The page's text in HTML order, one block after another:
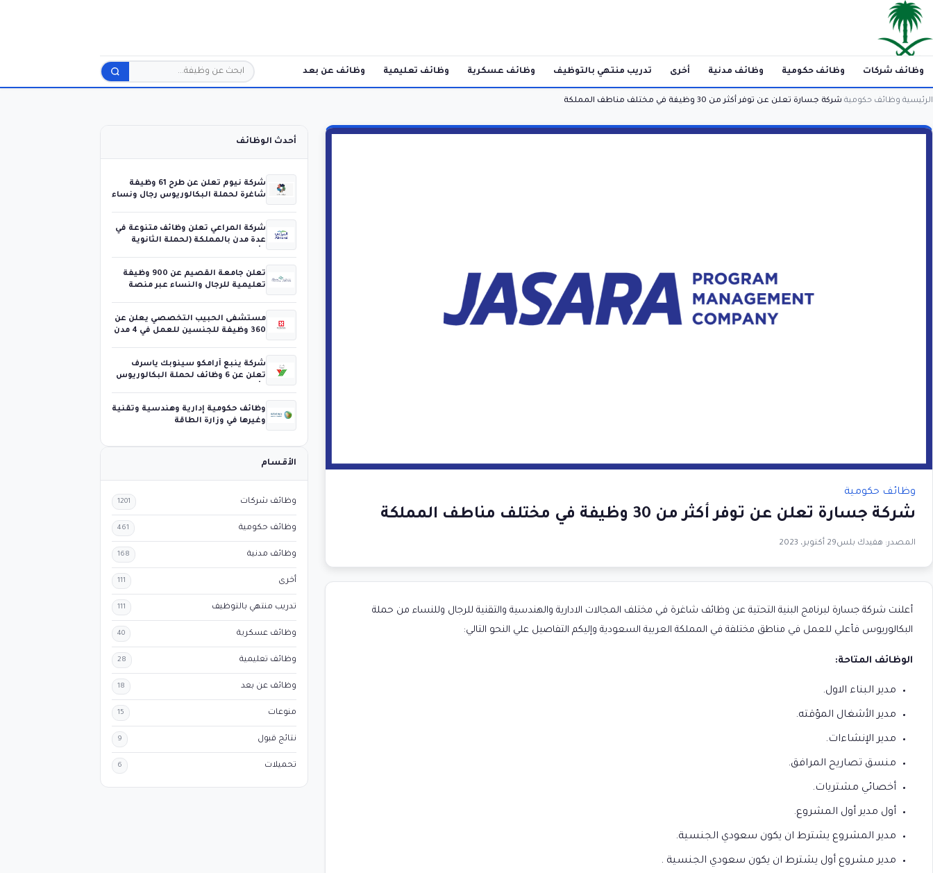
وظائف شركات وظائف حكومية وظائف مدنية أخرى تدريب منتهي بالتوظيف وظائف عسكرية وظائف تعليمية وظائف عن بعد
الرئيسية وظائف حكومية شركة جسارة تعلن عن توفر أكثر من 30 وظيفة في مختلف مناطف المملكة
وظائف حكومية
شركة جسارة تعلن عن توفر أكثر من 30 وظيفة في مختلف مناطف المملكة
المصدر: هفيدك بلس29 أكتوبر، 2023
أعلنت شركة جسارة لبرنامج البنية التحتية عن وظائف شاغرة في مختلف المجالات الادارية والهندسية والتقنية للرجال وللنساء من حملة
البكالوريوس فأعلي للعمل في مناطق مختلفة في المملكة العربية السعودية وإليكم التفاصيل علي النحو التالي:
الوظائف المتاحة:
مدير البناء الاول.
مدير الأشغال المؤقته.
مدير الإنشاءات.
منسق تصاريح المرافق.
أخصائي مشتريات.
أول مدير أول المشروع.
مدير المشروع يشترط ان يكون سعودي الجنسية.
مدير مشروع أول يشترط ان يكون سعودي الجنسية .
أحدث الوظائف
شركة نيوم تعلن عن طرح 61 وظيفة
شاغرة لحملة البكالوريوس رجال ونساء
شركة المراعي تعلن وظائف متنوعة في
عدة مدن بالمملكة (لحملة الثانوية
تعلن جامعة القصيم عن 900 وظيفة
تعليمية للرجال والنساء عبر منصة
مستشفى الحبيب التخصصي يعلن عن
360 وظيفة للجنسين للعمل في 4 مدن
شركة ينبع أرامكو سينوبك ياسرف
تعلن عن 6 وظائف لحملة البكالوريوس
وظائف حكومية إدارية وهندسية وتقنية
وغيرها في وزارة الطاقة
الأقسام
وظائف شركات 1201
وظائف حكومية 461
وظائف مدنية 168
أخرى 111
تدريب منتهي بالتوظيف 111
وظائف عسكرية 40
وظائف تعليمية 28
وظائف عن بعد 18
منوعات 15
نتائج قبول 9
تحميلات 6